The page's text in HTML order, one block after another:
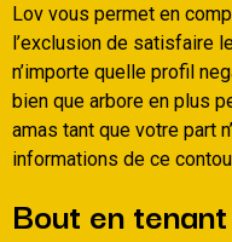
Lov vous permet en
l’exclusion de satisfaire
n’importe quelle profil
bien que arbore en plus
amas tant que votre part
informations de ce
Bout en